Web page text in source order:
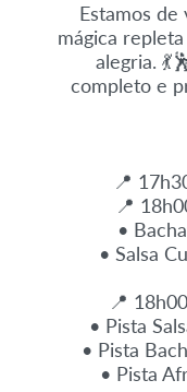
Estamos de
mágica
alegria.
completo e
📍
📍
•
• Salsa
📍
• Pista
• Pista
• Pista